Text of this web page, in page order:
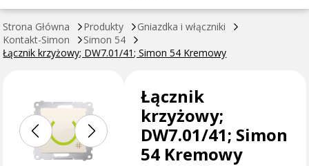
Strona Główna Produkty
Gniazdka i włączniki
Kontakt-Simon
Simon 54
Łącznik krzyżowy; DW7.01/41; Simon 54 Kremowy
Łącznik
krzyżowy;
DW7.01/41; Simon
54 Kremowy